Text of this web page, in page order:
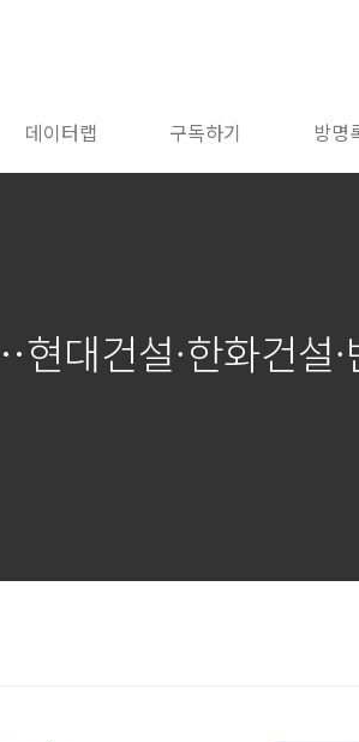
데이터랩 구독하기 방명
대건설·한화건설·